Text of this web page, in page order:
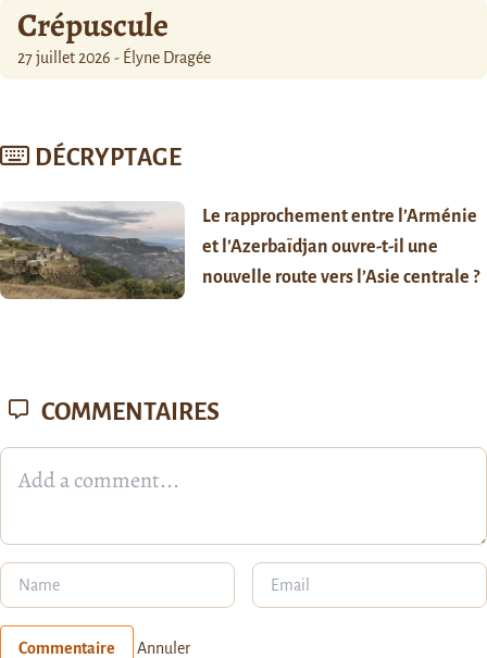
Crépuscule
27 juillet 2026 - Élyne Dragée
DÉCRYPTAGE
Le rapprochement entre l’Arménie
et l’Azerbaïdjan ouvre-t-il une
nouvelle route vers l’Asie centrale ?
COMMENTAIRES
Commentaire Annuler